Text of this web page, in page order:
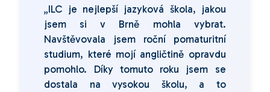
„ILC je nejlepší jazyková škola, jakou
jsem si v Brně mohla vybrat.
Navštěvovala jsem roční pomaturitní
studium, které mojí angličtině opravdu
pomohlo. Díky tomuto roku jsem se
dostala na vysokou školu, a to